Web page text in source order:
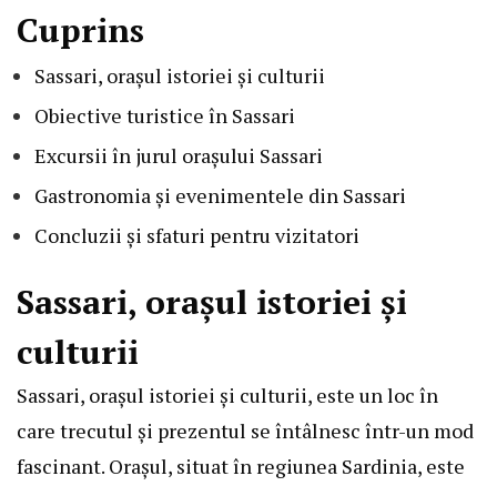
Cuprins
Sassari, orașul istoriei și culturii
Obiective turistice în Sassari
Excursii în jurul orașului Sassari
Gastronomia și evenimentele din Sassari
Concluzii și sfaturi pentru vizitatori
Sassari, orașul istoriei și
culturii
Sassari, orașul istoriei și culturii, este un loc în
care trecutul și prezentul se întâlnesc într-un mod
fascinant. Orașul, situat în regiunea Sardinia, este